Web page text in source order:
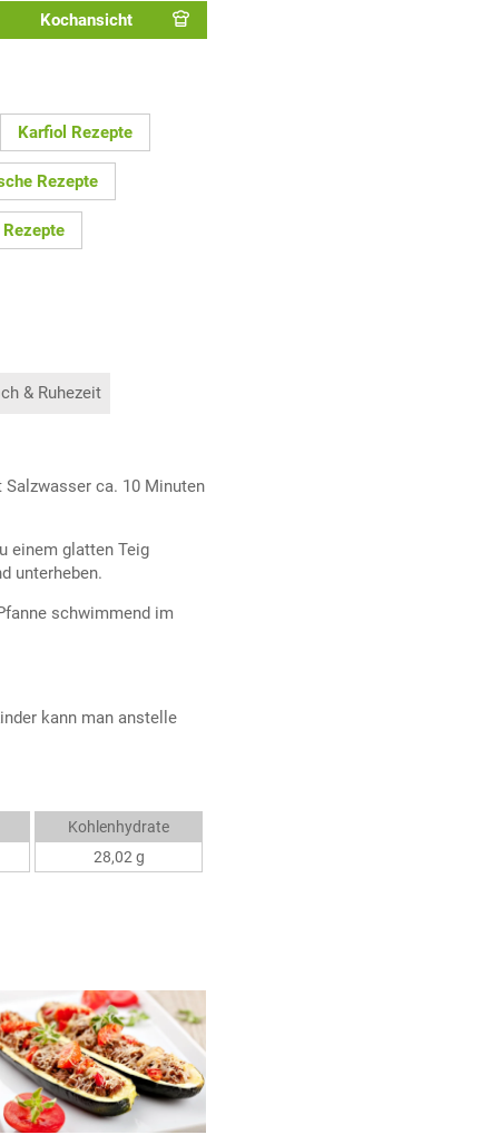
Kochansicht
Karfiol Rezepte
Rezepte
& Ruhezeit
ca. 10 Minuten
einem glatten Teig
unterheben.
schwimmend im
kann man anstelle
Kohlenhydrate
28,02 g